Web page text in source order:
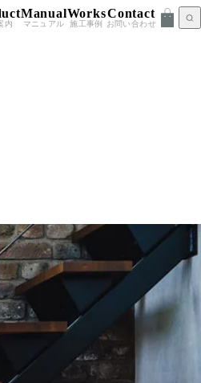
内
Manual
マニュアル
Works
施工事例
Contact
お問い合わせ